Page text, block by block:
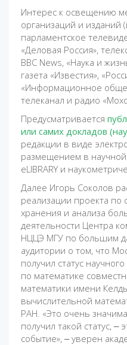
Интерес к освещению
организаций и изданий
парламентское
«Деловая Россия»,
BBC News, «Наука и
газета «Известия»,
«Информационное
телеканал и радио
Предусматривается
или самих докладов
редакции в виде
размещением в
eLIBRARY и
Далее Игорь Соколов
реализации проекта по
хранения и анализа
деятельности Центра
НЦЦЭ МГУ по большим
аудитории о том, что
получил статус
по математике
математики имени
вычислительной
РАН. «Это очень
получил такой статус,
событие», ‒ уверен